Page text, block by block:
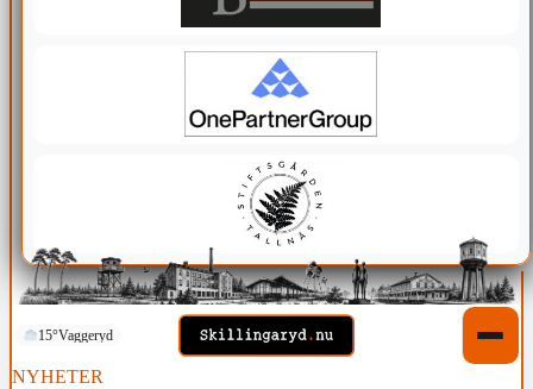
15°Vaggeryd
NYHETER